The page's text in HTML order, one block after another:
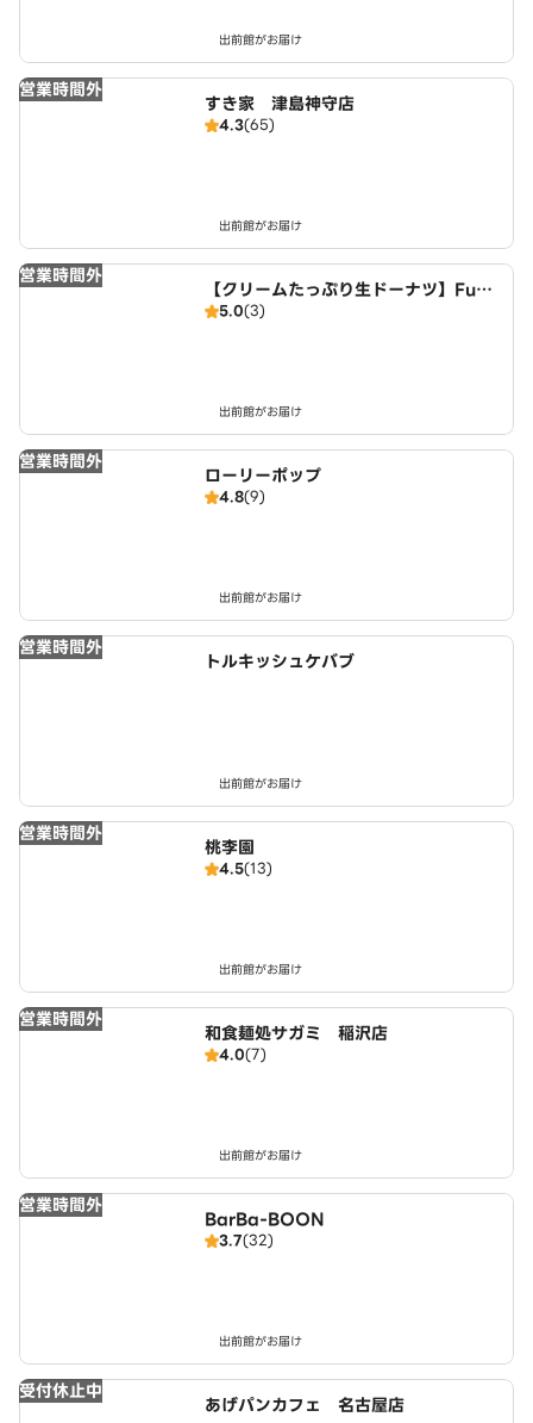
出前館がお届け
営業時間外
すき家 津島神守店
4.3(65)
出前館がお届け
営業時間外
【クリームたっぷり生ドーナツ】FuW
aDonuts 丹波川中店
5.0(3)
出前館がお届け
営業時間外
ローリーポップ
4.8(9)
出前館がお届け
営業時間外
トルキッシュケバブ
出前館がお届け
営業時間外
桃李園
4.5(13)
出前館がお届け
営業時間外
和食麺処サガミ 稲沢店
4.0(7)
出前館がお届け
営業時間外
BarBa-BOON
3.7(32)
出前館がお届け
受付休止中
あげパンカフェ 名古屋店